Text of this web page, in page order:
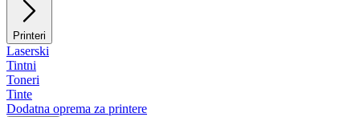
Printeri
Laserski
Tintni
Toneri
Tinte
Dodatna oprema za printere